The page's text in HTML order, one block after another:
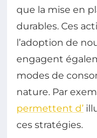
que la mise en
durables. Ces
l’adoption de
engagent
modes de
nature. Par
permettent d’
ces stratégies.